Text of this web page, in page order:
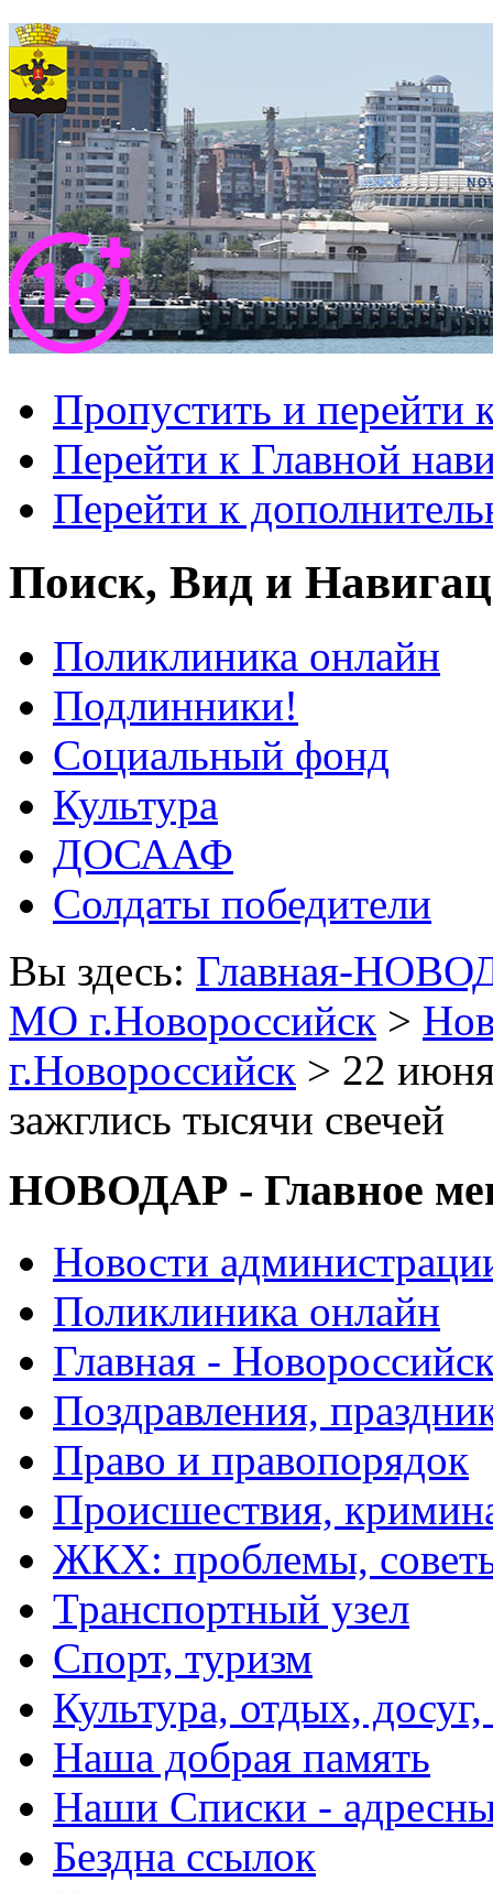
Пропустить и перейти
Перейти к Главной
Перейти к
Поиск, Вид и
Поликлиника онлайн
Подлинники!
Социальный фонд
Культура
ДОСААФ
Солдаты победители
Вы здесь: Главная-
МО г.Новороссийск >
г.Новороссийск > 22
зажглись тысячи свечей
НОВОДАР - Главное
Новости
Поликлиника онлайн
Главная -
Поздравления,
Право и правопорядок
Происшествия,
ЖКХ: проблемы,
Транспортный узел
Спорт, туризм
Культура, отдых,
Наша добрая память
Наши Списки -
Бездна ссылок